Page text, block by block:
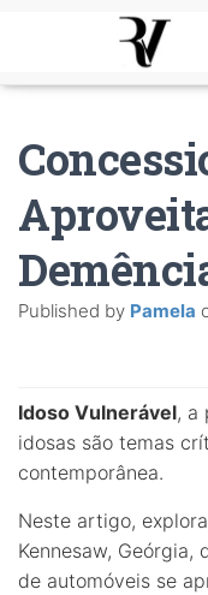
Published by Pamela
Idoso Vulnerável, a
idosas são temas
contemporânea.
Neste artigo,
Kennesaw, Geórgia,
de automóveis se